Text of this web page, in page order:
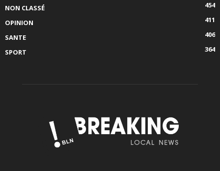
NON CLASSÉ
454
OPINION
411
SANTE
406
SPORT
364